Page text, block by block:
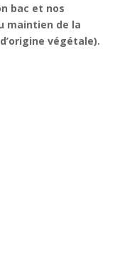
bac et nos
maintien de la
végétale).